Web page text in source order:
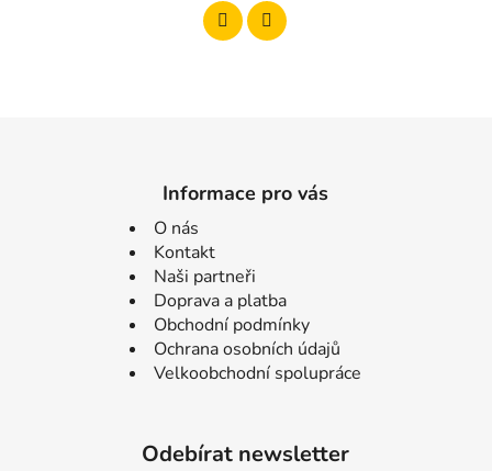
Informace pro vás
O nás
Kontakt
Naši partneři
Doprava a platba
Obchodní podmínky
Ochrana osobních údajů
Velkoobchodní spolupráce
Odebírat newsletter